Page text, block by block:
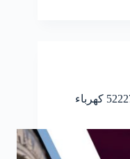
رقم خدمة بنشر عبدالله مبارك 52227338 كهرباء